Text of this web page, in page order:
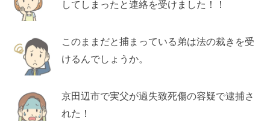
してしまったと連絡を受けました！！
このままだと捕まっている弟は法の裁きを受
けるんでしょうか。
京田辺市で実父が過失致死傷の容疑で逮捕さ
れた！